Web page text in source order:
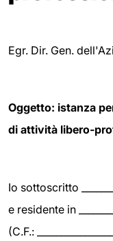
Egr. Dir. Gen.
Oggetto: istanza
di attività libero-
Io sottoscritto
e residente in
(C.F.: